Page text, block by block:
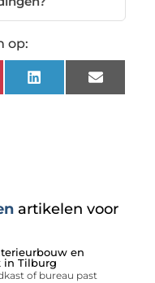
op:
LinkedIn Email
artikelen voor
en
in Tilburg
of bureau past